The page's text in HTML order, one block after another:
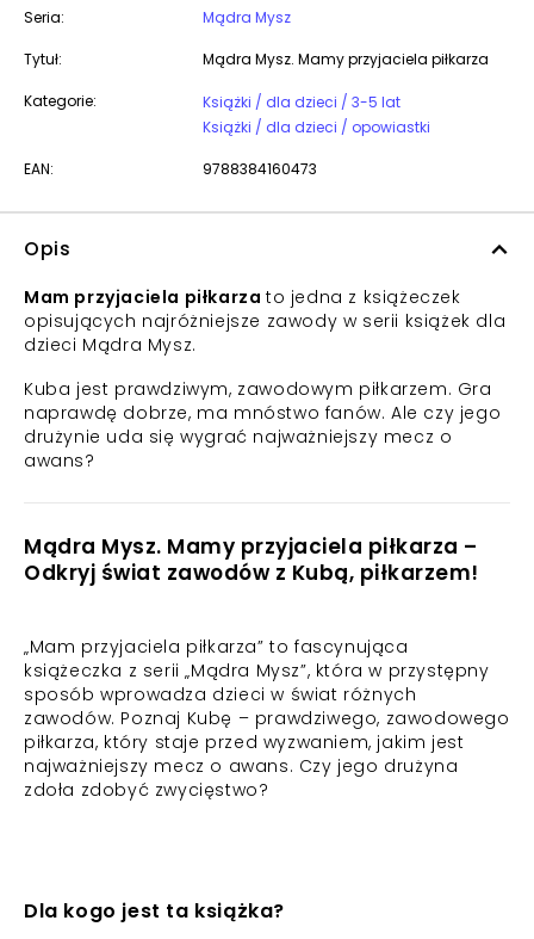
Seria:
Mądra Mysz
Tytuł: Mądra Mysz. Mamy przyjaciela piłkarza
Kategorie:
Książki / dla dzieci / 3-5 lat
Książki / dla dzieci / opowiastki
EAN: 9788384160473
Opis
Mam przyjaciela piłkarza to jedna z książeczek
opisujących najróżniejsze zawody w serii książek dla
dzieci Mądra Mysz.
Kuba jest prawdziwym, zawodowym piłkarzem. Gra
naprawdę dobrze, ma mnóstwo fanów. Ale czy jego
drużynie uda się wygrać najważniejszy mecz o
awans?
Mądra Mysz. Mamy przyjaciela piłkarza –
Odkryj świat zawodów z Kubą, piłkarzem!
„Mam przyjaciela piłkarza” to fascynująca
książeczka z serii „Mądra Mysz”, która w przystępny
sposób wprowadza dzieci w świat różnych
zawodów. Poznaj Kubę – prawdziwego, zawodowego
piłkarza, który staje przed wyzwaniem, jakim jest
najważniejszy mecz o awans. Czy jego drużyna
zdoła zdobyć zwycięstwo?
Dla kogo jest ta książka?